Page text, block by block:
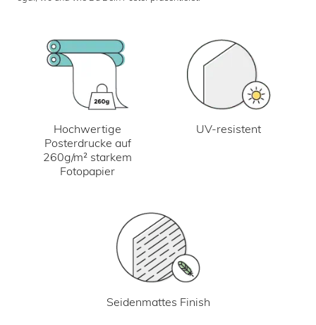
Hochwertige
Posterdrucke auf
260g/m² starkem
Fotopapier
UV-resistent
Seidenmattes Finish